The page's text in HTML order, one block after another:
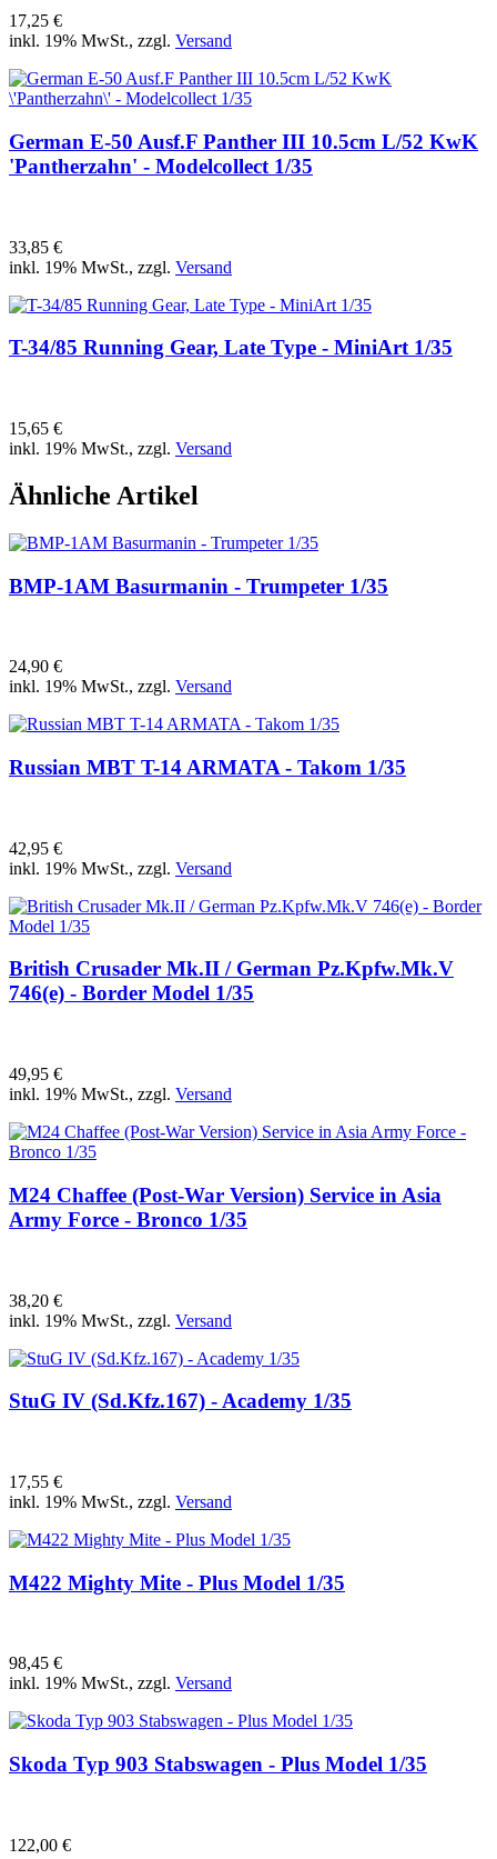
17,25 €
inkl. 19% MwSt., zzgl. Versand
German E-50 Ausf.F Panther III 10.5cm L/52 KwK
'Pantherzahn' - Modelcollect 1/35
33,85 €
inkl. 19% MwSt., zzgl. Versand
T-34/85 Running Gear, Late Type - MiniArt 1/35
15,65 €
inkl. 19% MwSt., zzgl. Versand
Ähnliche Artikel
BMP-1AM Basurmanin - Trumpeter 1/35
24,90 €
inkl. 19% MwSt., zzgl. Versand
Russian MBT T-14 ARMATA - Takom 1/35
42,95 €
inkl. 19% MwSt., zzgl. Versand
British Crusader Mk.II / German Pz.Kpfw.Mk.V
746(e) - Border Model 1/35
49,95 €
inkl. 19% MwSt., zzgl. Versand
M24 Chaffee (Post-War Version) Service in Asia
Army Force - Bronco 1/35
38,20 €
inkl. 19% MwSt., zzgl. Versand
StuG IV (Sd.Kfz.167) - Academy 1/35
17,55 €
inkl. 19% MwSt., zzgl. Versand
M422 Mighty Mite - Plus Model 1/35
98,45 €
inkl. 19% MwSt., zzgl. Versand
Skoda Typ 903 Stabswagen - Plus Model 1/35
122,00 €